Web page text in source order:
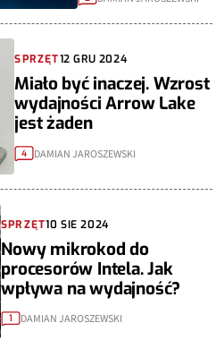
SPRZĘT12 GRU 2024
Miało być inaczej. Wzrost
wydajności Arrow Lake
jest żaden
4 DAMIAN JAROSZEWSKI
SPRZĘT10 SIE 2024
Nowy mikrokod do
procesorów Intela. Jak
wpływa na wydajność?
1 DAMIAN JAROSZEWSKI